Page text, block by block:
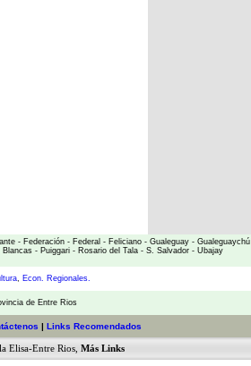
- Federación - Federal - Feliciano - Gualeguay - Gualeguaychú
Blancas - Puiggari - Rosario del Tala - S. Salvador - Ubajay
, Econ. Regionales.
de Entre Rios
| Links Recomendados
Elisa-Entre Rios Más Links